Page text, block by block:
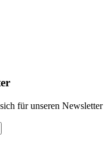
für unseren Newsletter